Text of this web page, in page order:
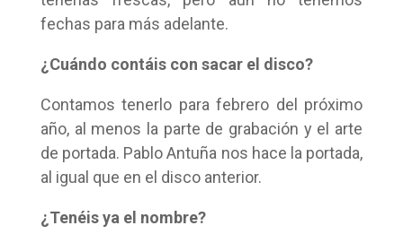
fechas para más adelante.
¿Cuándo contáis con sacar el disco?
Contamos tenerlo para febrero del próximo
año, al menos la parte de grabación y el arte
de portada. Pablo Antuña nos hace la portada,
al igual que en el disco anterior.
¿Tenéis ya el nombre?